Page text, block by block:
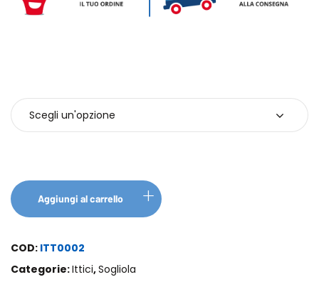
Aggiungi al carrello
COD: ITT0002
Categorie:Ittici,Sogliola